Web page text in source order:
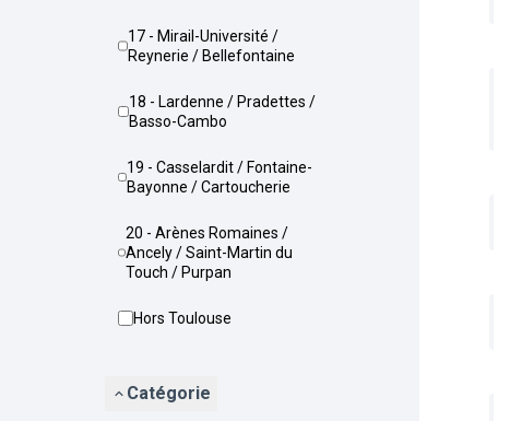
17 - Mirail-Université /
Reynerie / Bellefontaine
18 - Lardenne / Pradettes /
Basso-Cambo
19 - Casselardit / Fontaine-
Bayonne / Cartoucherie
20 - Arènes Romaines /
Ancely / Saint-Martin du
Touch / Purpan
Hors Toulouse
Catégorie